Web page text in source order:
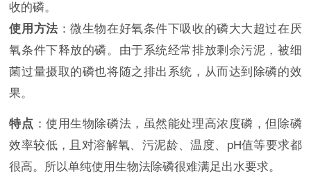
收的磷。
使用方法 ：微生物在好氧条件下吸收的磷大大超过在厌
氧条件下释放的磷。由于系统经常排放剩余污泥，被细
菌过量摄取的磷也将随之排出系统，从而达到除磷的效
果。
特点 ：使用生物除磷法，虽然能处理高浓度磷，但除磷
效率较低，且对溶解氧、污泥龄、温度、pH值等要求都
很高。所以单纯使用生物法除磷很难满足出水要求。